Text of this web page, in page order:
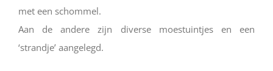
met een schommel.
Aan de andere zijn diverse moestuintjes en een
‘strandje’ aangelegd.